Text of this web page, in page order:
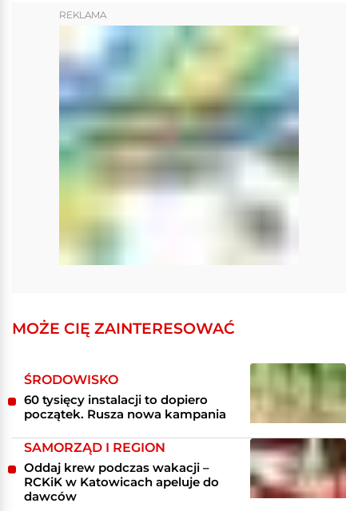
REKLAMA
MOŻE CIĘ ZAINTERESOWAĆ
ŚRODOWISKO
60 tysięcy instalacji to dopiero
początek. Rusza nowa kampania
SAMORZĄD I REGION
Oddaj krew podczas wakacji –
RCKiK w Katowicach apeluje do
dawców